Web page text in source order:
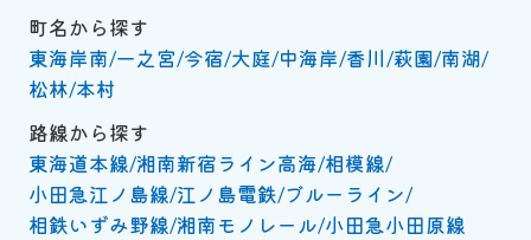
町名から探す
東海岸南 一之宮 今宿 大庭 中海岸 香川 萩園 南湖
松林 本村
路線から探す
東海道本線 湘南新宿ライン高海 相模線
小田急江ノ島線 江ノ島電鉄 ブルーライン
相鉄いずみ野線 湘南モノレール 小田急小田原線